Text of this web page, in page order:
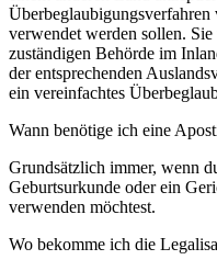
verwendet werden sollen.
zuständigen Behörde im
der entsprechenden
ein vereinfachtes
Wann benötige ich eine
Grundsätzlich immer, wenn
Geburtsurkunde oder ein
verwenden möchtest.
Wo bekomme ich die